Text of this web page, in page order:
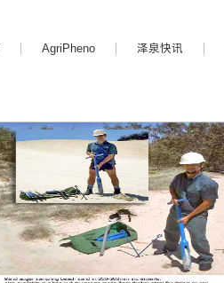
AgriPheno 泽泉快讯